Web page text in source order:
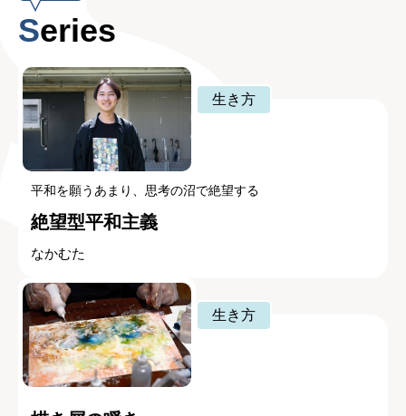
Series
生き方
平和を願うあまり、思考の沼で絶望する
絶望型平和主義
なかむた
生き方